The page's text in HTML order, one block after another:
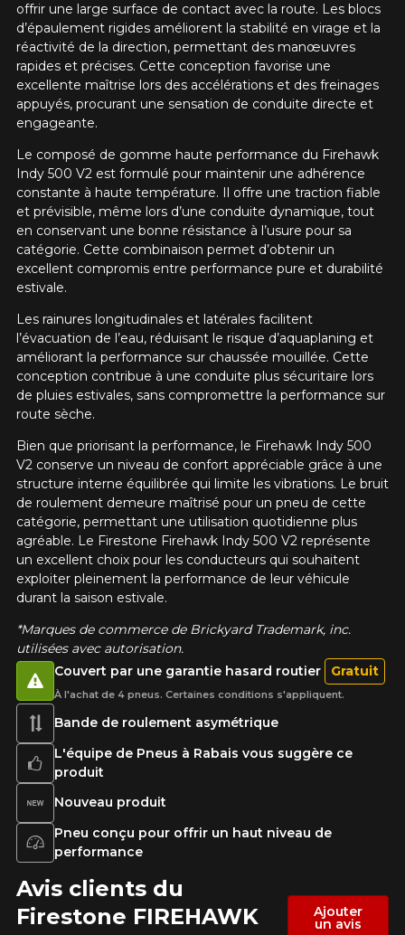
offrir une large surface de contact avec la route. Les blocs
d’épaulement rigides améliorent la stabilité en virage et la
réactivité de la direction, permettant des manœuvres
rapides et précises. Cette conception favorise une
excellente maîtrise lors des accélérations et des freinages
appuyés, procurant une sensation de conduite directe et
engageante.
Le composé de gomme haute performance du Firehawk
Indy 500 V2 est formulé pour maintenir une adhérence
constante à haute température. Il offre une traction fiable
et prévisible, même lors d’une conduite dynamique, tout
en conservant une bonne résistance à l’usure pour sa
catégorie. Cette combinaison permet d’obtenir un
excellent compromis entre performance pure et durabilité
estivale.
Les rainures longitudinales et latérales facilitent
l’évacuation de l’eau, réduisant le risque d’aquaplaning et
améliorant la performance sur chaussée mouillée. Cette
conception contribue à une conduite plus sécuritaire lors
de pluies estivales, sans compromettre la performance sur
route sèche.
Bien que priorisant la performance, le Firehawk Indy 500
V2 conserve un niveau de confort appréciable grâce à une
structure interne équilibrée qui limite les vibrations. Le bruit
de roulement demeure maîtrisé pour un pneu de cette
catégorie, permettant une utilisation quotidienne plus
agréable. Le Firestone Firehawk Indy 500 V2 représente
un excellent choix pour les conducteurs qui souhaitent
exploiter pleinement la performance de leur véhicule
durant la saison estivale.
*Marques de commerce de Brickyard Trademark, inc.
utilisées avec autorisation.
Bande de roulement asymétrique
L'équipe de Pneus à Rabais vous suggère ce
produit
Nouveau produit
Pneu conçu pour offrir un haut niveau de
performance
Couvert par une garantie hasard routier Gratuit
À l'achat de 4 pneus. Certaines conditions s'appliquent.
Avis clients du
Firestone FIREHAWK
Ajouter
un avis